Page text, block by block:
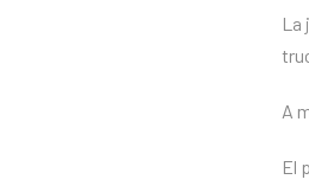
La
A
El